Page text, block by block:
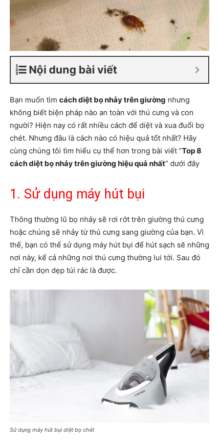
Nội dung bài viết
Bạn muốn tìm cách diệt bọ nhảy trên giường nhưng
không biết biện pháp nào an toàn với thú cưng và con
người? Hiện nay có rất nhiều cách để diệt và xua đuổi bọ
chét. Nhưng đâu là cách nào có hiệu quả tốt nhất? Hãy
cùng chúng tôi tìm hiểu cụ thể hơn trong bài viết “Top 8
cách diệt bọ nhảy trên giường hiệu quả nhất” dưới đây
1. Sử dụng máy hút bụi
Thông thường lũ bọ nhảy sẽ rơi rớt trên giường thú cưng
hoặc chúng sẽ nhảy từ thú cưng sang giường của bạn. Vì
thế, bạn có thể sử dụng máy hút bụi để hút sạch sẽ những
nơi này, kể cả những nơi thú cưng thường lui tới. Sau đó
chỉ cần dọn dẹp túi rác là được.
Sử dụng máy hút bụi diệt bọ chét